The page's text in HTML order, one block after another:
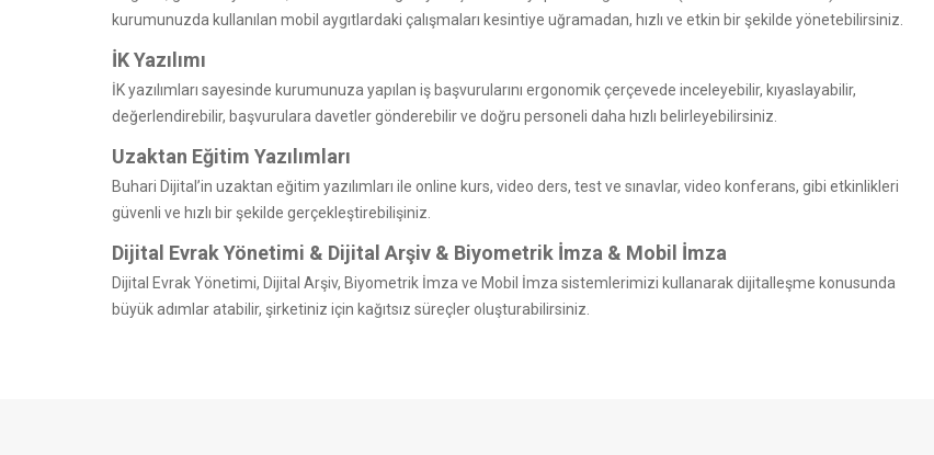
kurumunuzda kullanılan mobil aygıtlardaki çalışmaları kesintiye uğramadan, hızlı ve etkin bir şekilde yönetebilirsiniz.
İK Yazılımı
İK yazılımları sayesinde kurumunuza yapılan iş başvurularını ergonomik çerçevede inceleyebilir, kıyaslayabilir,
değerlendirebilir, başvurulara davetler gönderebilir ve doğru personeli daha hızlı belirleyebilirsiniz.
Uzaktan Eğitim Yazılımları
Buhari Dijital’in uzaktan eğitim yazılımları ile online kurs, video ders, test ve sınavlar, video konferans, gibi etkinlikleri
güvenli ve hızlı bir şekilde gerçekleştirebilişiniz.
Dijital Evrak Yönetimi & Dijital Arşiv & Biyometrik İmza & Mobil İmza
Dijital Evrak Yönetimi, Dijital Arşiv, Biyometrik İmza ve Mobil İmza sistemlerimizi kullanarak dijitalleşme konusunda
büyük adımlar atabilir, şirketiniz için kağıtsız süreçler oluşturabilirsiniz.